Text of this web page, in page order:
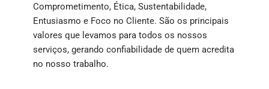
Comprometimento, Ética, Sustentabilidade,
Entusiasmo e Foco no Cliente. São os principais
valores que levamos para todos os nossos
serviços, gerando confiabilidade de quem acredita
no nosso trabalho.